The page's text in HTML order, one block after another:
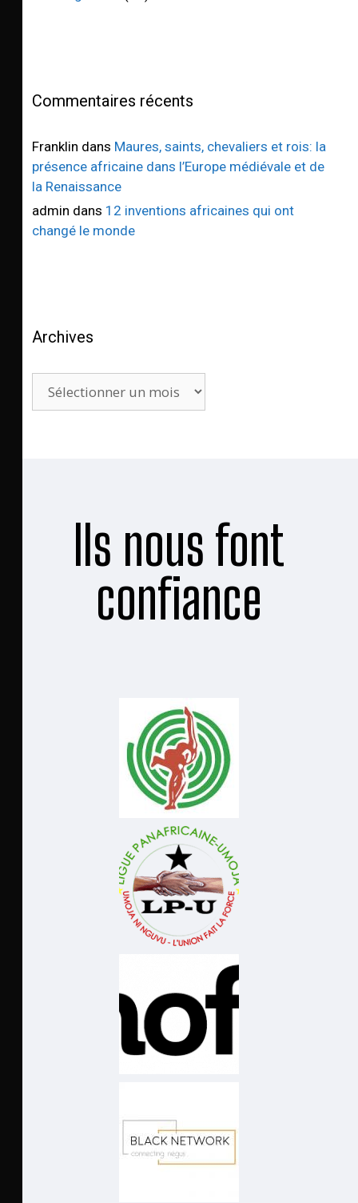
Commentaires récents
Franklin dans Maures, saints, chevaliers et rois: la
présence africaine dans l’Europe médiévale et de
la Renaissance
admin dans 12 inventions africaines qui ont
changé le monde
Archives
Ils nous font
confiance